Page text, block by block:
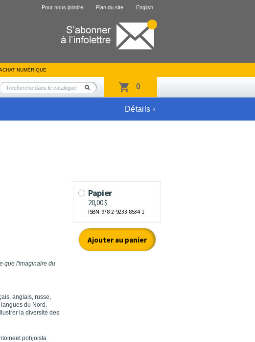
Pour nous joindre Plan du site English
NUMÉRIQUE
0
Détails ›
que l'imaginaire du
anglais, russe,
du Nord.
la diversité des
pohjoista